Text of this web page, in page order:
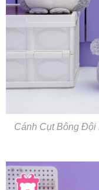
Cánh Cụt Bông Đội